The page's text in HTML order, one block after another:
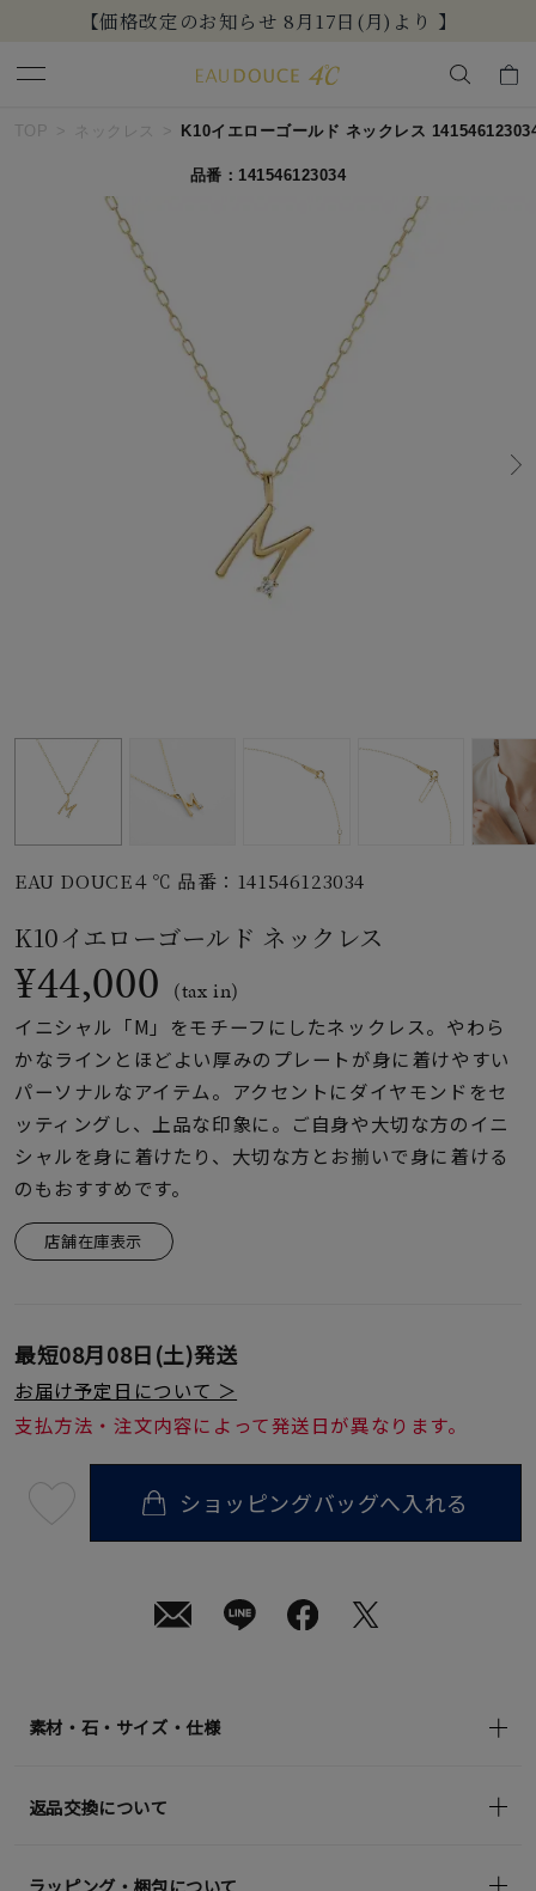
【価格改定のお知らせ 8月17日(月)より 】
キーワードで検索する
人気検索キーワード
#ハーフエタニティリング #エタニティ
#ダイヤモンド ネックレス
誕生石
モチーフ
石の色
ファッションテイス
ト
着用シーン
コレクション
レディース
リングサイズ
メンズ
リングサイズ
¥0
TOP ネックレス K10イエローゴールド ネックレス
品番：141546123034
EAU DOUCE４℃ 品番：141546123034
K10イエローゴールド ネックレス
¥44,000 (tax in)
イニシャル「M」をモチーフにしたネックレス。やわら
かなラインとほどよい厚みのプレートが身に着けやすい
パーソナルなアイテム。アクセントにダイヤモンドをセ
ッティングし、上品な印象に。ご自身や大切な方のイニ
シャルを身に着けたり、大切な方とお揃いで身に着ける
のもおすすめです。
店舗在庫表示
最短08月08日(土)発送
お届け予定日について ＞
支払方法・注文内容によって発送日が異なります。
08
ショッピングバッグへ入れる
素材・石・サイズ・仕様
返品交換について
ラッピング・梱包について